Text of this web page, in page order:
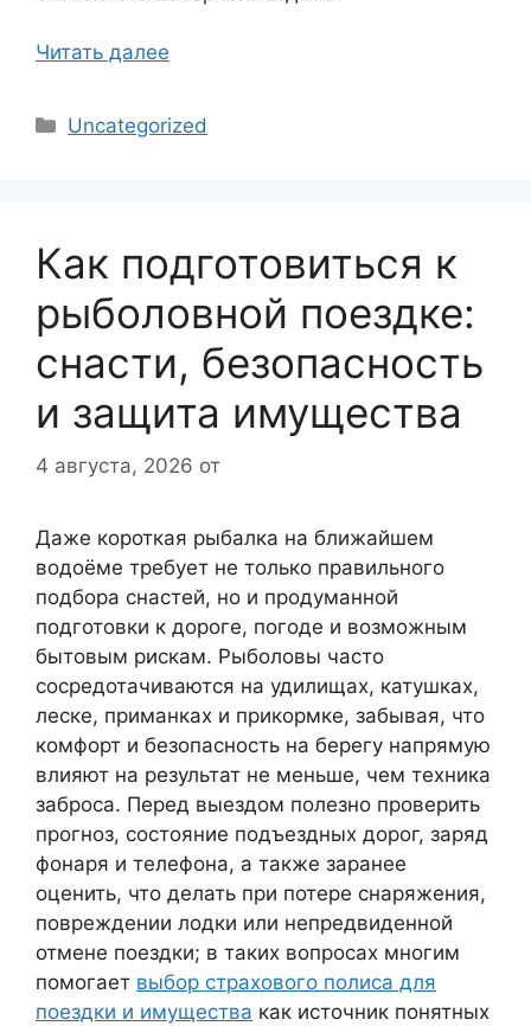
Читать далее
Рубрики
Uncategorized
Как подготовиться к
рыболовной поездке:
снасти, безопасность
и защита имущества
4 августа, 2026 от
Даже короткая рыбалка на ближайшем
водоёме требует не только правильного
подбора снастей, но и продуманной
подготовки к дороге, погоде и возможным
бытовым рискам. Рыболовы часто
сосредотачиваются на удилищах, катушках,
леске, приманках и прикормке, забывая, что
комфорт и безопасность на берегу напрямую
влияют на результат не меньше, чем техника
заброса. Перед выездом полезно проверить
прогноз, состояние подъездных дорог, заряд
фонаря и телефона, а также заранее
оценить, что делать при потере снаряжения,
повреждении лодки или непредвиденной
отмене поездки; в таких вопросах многим
помогает выбор страхового полиса для
поездки и имущества как источник понятных